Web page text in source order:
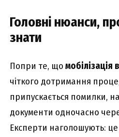
Головні нюанси,
знати
Попри те, що мобілізація
чіткого дотримання
припускається помилки,
документи одночасно
Експерти наголошують: